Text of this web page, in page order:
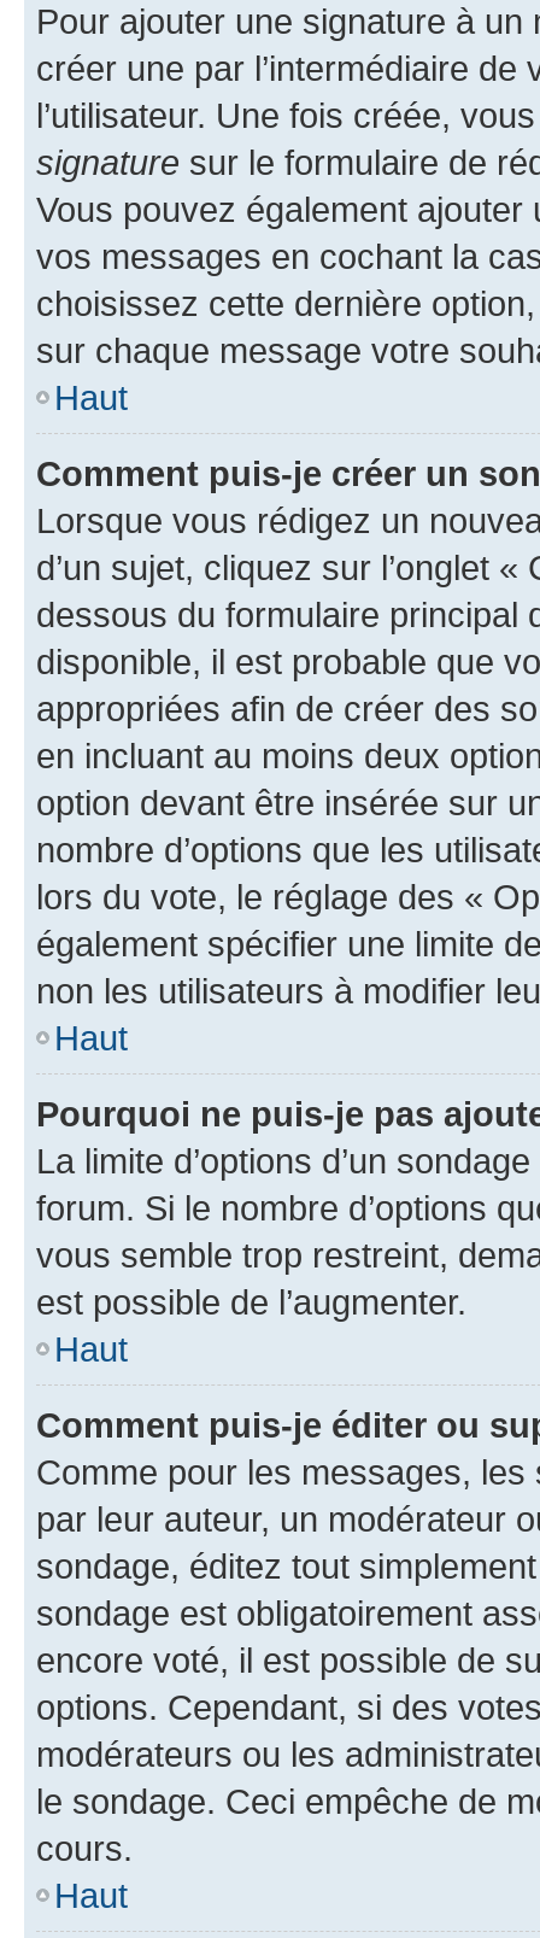
Pour ajouter une signature à un
créer une par l’intermédiaire
l’utilisateur. Une fois créée,
signature sur le formulaire de
Vous pouvez également
vos messages en cochant la
choisissez cette dernière
sur chaque message votre
Haut
Comment puis-je créer un
Lorsque vous rédigez un
d’un sujet, cliquez sur l’onglet
dessous du formulaire principal
disponible, il est probable que
appropriées afin de créer des
en incluant au moins deux
option devant être insérée sur
nombre d’options que les
lors du vote, le réglage des «
également spécifier une limite
non les utilisateurs à modifier
Haut
Pourquoi ne puis-je pas
La limite d’options d’un
forum. Si le nombre d’options
vous semble trop restreint,
est possible de l’augmenter.
Haut
Comment puis-je éditer ou
Comme pour les messages,
par leur auteur, un modérateur
sondage, éditez tout
sondage est obligatoirement
encore voté, il est possible de
options. Cependant, si des
modérateurs ou les
le sondage. Ceci empêche de
cours.
Haut